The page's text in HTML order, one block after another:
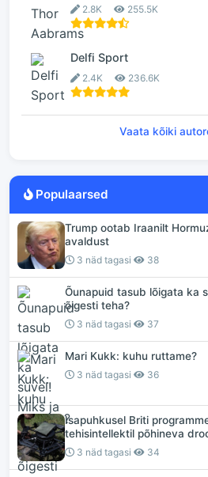
2.8K 255.5K
Delfi Sport
2.4K 236.6K
Vaata kõiki
Populaarsed
Trump ootab Iraanilt
avaldust
3 näd tagasi 38
Õunapuid tasub lõigata ka
õigesti teha?
3 näd tagasi 37
Mari Kukk: kuhu ruttame?
3 näd tagasi 36
Isapuhkusel Briti
tehisintellektil põhineva
3 näd tagasi 34